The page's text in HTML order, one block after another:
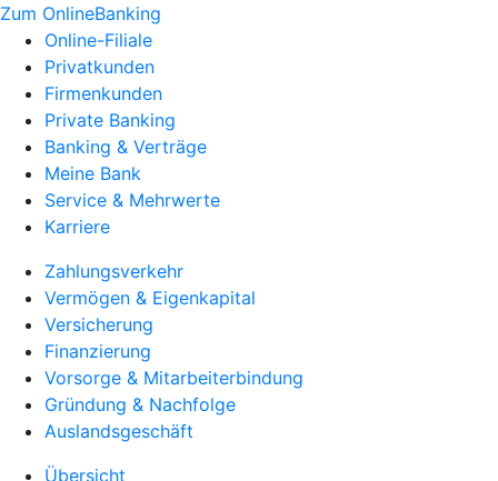
Zum OnlineBanking
Online-Filiale
Privatkunden
Firmenkunden
Private Banking
Banking & Verträge
Meine Bank
Service & Mehrwerte
Karriere
Zahlungsverkehr
Vermögen & Eigenkapital
Versicherung
Finanzierung
Vorsorge & Mitarbeiterbindung
Gründung & Nachfolge
Auslandsgeschäft
Übersicht